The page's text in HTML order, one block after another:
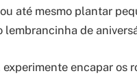
até mesmo plantar
lembrancinha de
encapar os